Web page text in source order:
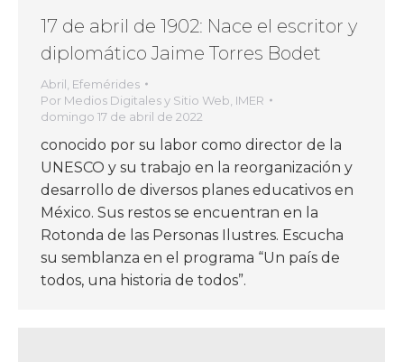
17 de abril de 1902: Nace el escritor y
diplomático Jaime Torres Bodet
Abril Efemérides
Por Medios Digitales y Sitio Web, IMER
domingo 17 de abril de 2022
conocido por su labor como director de la
UNESCO y su trabajo en la reorganización y
desarrollo de diversos planes educativos en
México. Sus restos se encuentran en la
Rotonda de las Personas Ilustres. Escucha
su semblanza en el programa “Un país de
todos, una historia de todos”.